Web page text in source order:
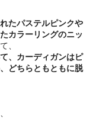
たパステルピンクや
カラーリングのニッ
、
、カーディガンはピ
どちらともともに脱